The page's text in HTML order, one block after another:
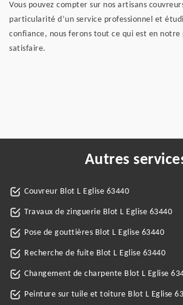
Vous pouvez compter sur nos artisans
particularité d’un service professionnel et
confiance, nous ferons tout ce qui est en notre
satisfaire.
Autres
Couvreur Blot L Eglise 63440
Travaux de zinguerie Blot L Eglise 63440
Pose de gouttières Blot L Eglise 63440
Recherche de fuite Blot L Eglise 63440
Changement de charpente Blot L Eglise
Peinture sur tuile et toiture Blot L Eglise